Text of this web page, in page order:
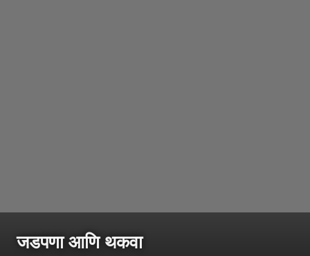
जडपणा आणि थकवा